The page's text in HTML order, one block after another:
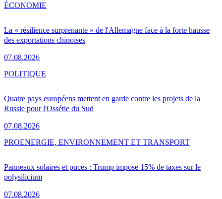
La « résilience surprenante » de l'Allemagne face à la forte hausse
des exportations chinoises
07.08.2026
ÉCONOMIE
Quatre pays européens mettent en garde contre les projets de la
Russie pour l'Ossétie du Sud
07.08.2026
POLITIQUE
Panneaux solaires et puces : Trump impose 15% de taxes sur le
polysilicium
07.08.2026
PROENERGIE, ENVIRONNEMENT ET TRANSPORT